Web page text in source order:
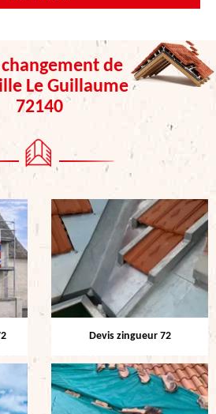
de
Le Guillaume
72140
Devis zingueur 72